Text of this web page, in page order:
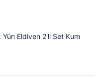
Yün Eldiven 2'li Set Kum